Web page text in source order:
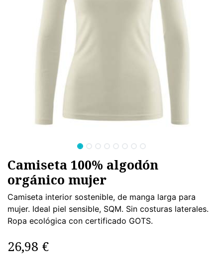
Camiseta 100% algodón
orgánico mujer
Camiseta interior sostenible, de manga larga para
mujer. Ideal piel sensible, SQM. Sin costuras laterales.
Ropa ecológica con certificado GOTS.
26,98 €